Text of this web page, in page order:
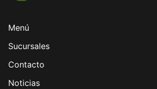
Menú
Sucursales
Contacto
Noticias